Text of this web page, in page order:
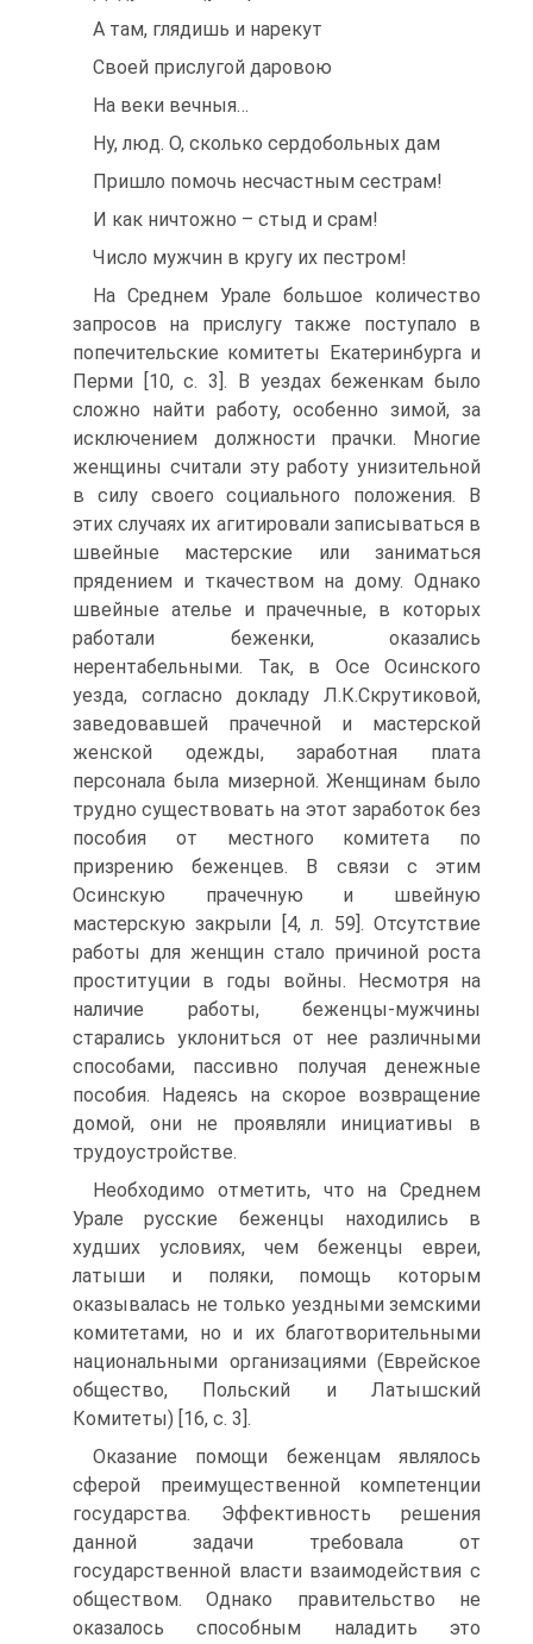
А там, глядишь и нарекут
Своей прислугой даровою
На веки вечныя…
Ну, люд. О, сколько сердобольных дам
Пришло помочь несчастным сестрам!
И как ничтожно – стыд и срам!
Число мужчин в кругу их пестром!
На Среднем Урале большое количество
запросов на прислугу также поступало в
попечительские комитеты Екатеринбурга и
Перми [10, c. 3]. В уездах беженкам было
сложно найти работу, особенно зимой, за
исключением должности прачки. Многие
женщины считали эту работу унизительной
в силу своего социального положения. В
этих случаях их агитировали записываться в
швейные мастерские или заниматься
прядением и ткачеством на дому. Однако
швейные ателье и прачечные, в которых
работали беженки, оказались
нерентабельными. Так, в Осе Осинского
уезда, согласно докладу Л.К.Скрутиковой,
заведовавшей прачечной и мастерской
женской одежды, заработная плата
персонала была мизерной. Женщинам было
трудно существовать на этот заработок без
пособия от местного комитета по
призрению беженцев. В связи с этим
Осинскую прачечную и швейную
мастерскую закрыли [4, л. 59]. Отсутствие
работы для женщин стало причиной роста
проституции в годы войны. Несмотря на
наличие работы, беженцы-мужчины
старались уклониться от нее различными
способами, пассивно получая денежные
пособия. Надеясь на скорое возвращение
домой, они не проявляли инициативы в
трудоустройстве.
Необходимо отметить, что на Среднем
Урале русские беженцы находились в
худших условиях, чем беженцы евреи,
латыши и поляки, помощь которым
оказывалась не только уездными земскими
комитетами, но и их благотворительными
национальными организациями (Еврейское
общество, Польский и Латышский
Комитеты) [16, c. 3].
Оказание помощи беженцам являлось
сферой преимущественной компетенции
государства. Эффективность решения
данной задачи требовала от
государственной власти взаимодействия с
обществом. Однако правительство не
оказалось способным наладить это